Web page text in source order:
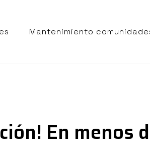
Mantenimiento
En menos